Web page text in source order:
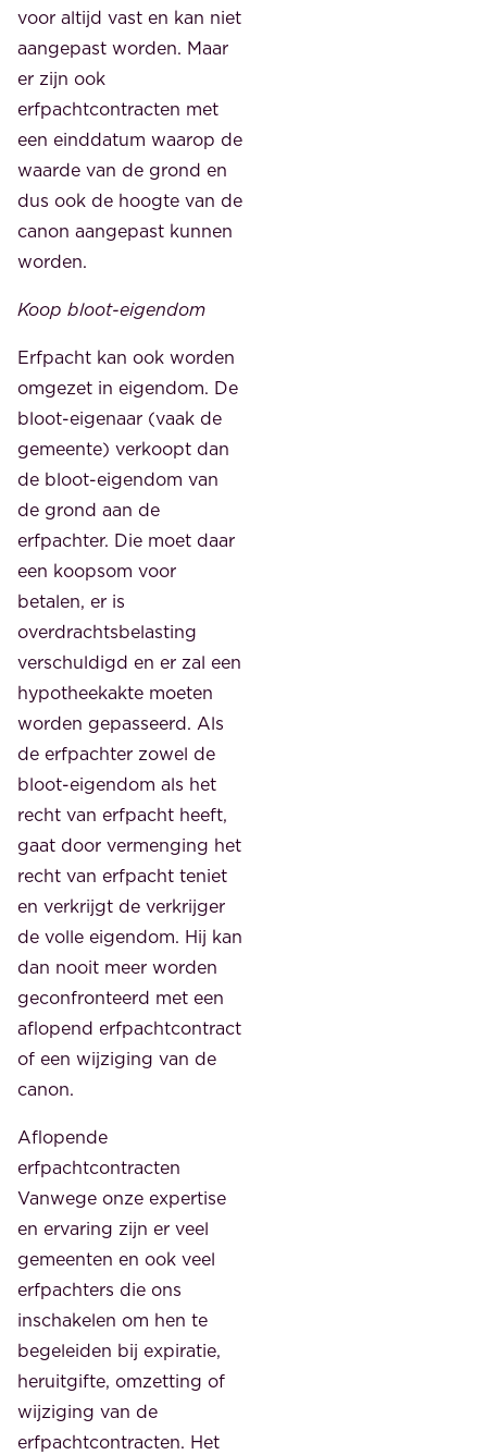
voor altijd vast en kan niet
aangepast worden. Maar
er zijn ook
erfpachtcontracten met
een einddatum waarop de
waarde van de grond en
dus ook de hoogte van de
canon aangepast kunnen
worden.
Koop bloot-eigendom
Erfpacht kan ook worden
omgezet in eigendom. De
bloot-eigenaar (vaak de
gemeente) verkoopt dan
de bloot-eigendom van
de grond aan de
erfpachter. Die moet daar
een koopsom voor
betalen, er is
overdrachtsbelasting
verschuldigd en er zal een
hypotheekakte moeten
worden gepasseerd. Als
de erfpachter zowel de
bloot-eigendom als het
recht van erfpacht heeft,
gaat door vermenging het
recht van erfpacht teniet
en verkrijgt de verkrijger
de volle eigendom. Hij kan
dan nooit meer worden
geconfronteerd met een
aflopend erfpachtcontract
of een wijziging van de
canon.
Aflopende
erfpachtcontracten
Vanwege onze expertise
en ervaring zijn er veel
gemeenten en ook veel
erfpachters die ons
inschakelen om hen te
begeleiden bij expiratie,
heruitgifte, omzetting of
wijziging van de
erfpachtcontracten. Het